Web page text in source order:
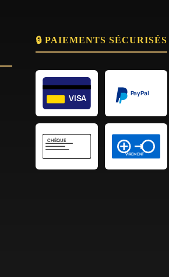
🔒 PAIEMENTS SÉCURISÉS
VISA PayPal
CHÈQUE
VIREMENT